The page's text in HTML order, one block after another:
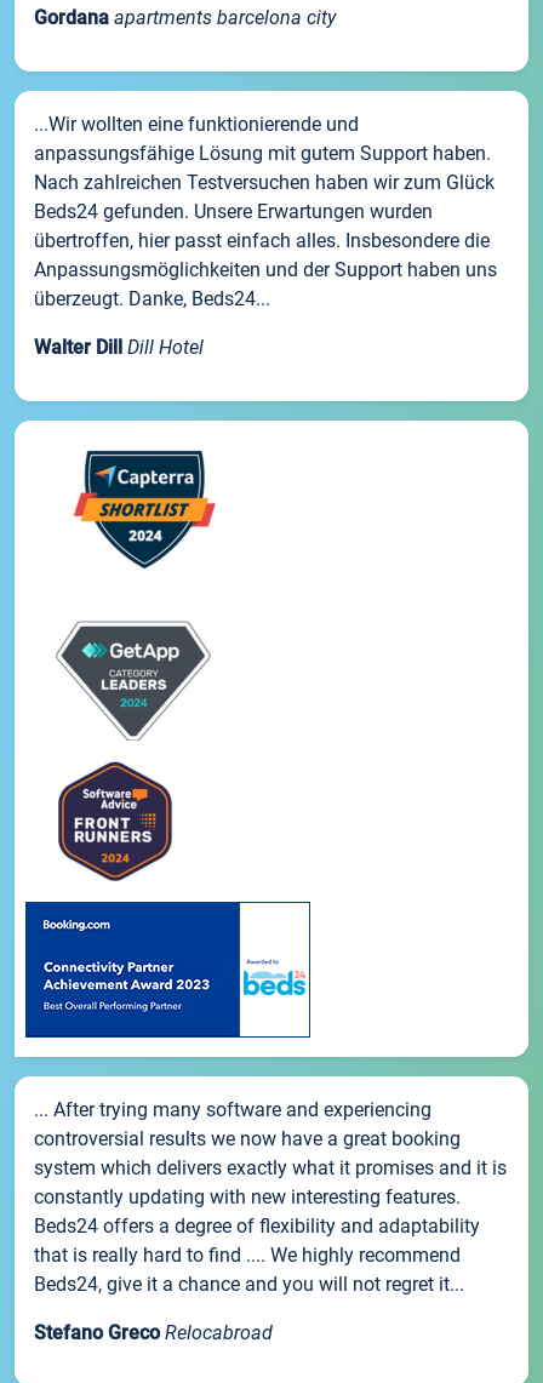
Gordana apartments barcelona city
...Wir wollten eine funktionierende und
anpassungsfähige Lösung mit gutem Support haben.
Nach zahlreichen Testversuchen haben wir zum Glück
Beds24 gefunden. Unsere Erwartungen wurden
übertroffen, hier passt einfach alles. Insbesondere die
Anpassungsmöglichkeiten und der Support haben uns
überzeugt. Danke, Beds24...
Walter Dill Dill Hotel
... After trying many software and experiencing
controversial results we now have a great booking
system which delivers exactly what it promises and it is
constantly updating with new interesting features.
Beds24 offers a degree of flexibility and adaptability
that is really hard to find .... We highly recommend
Beds24, give it a chance and you will not regret it...
Stefano Greco Relocabroad